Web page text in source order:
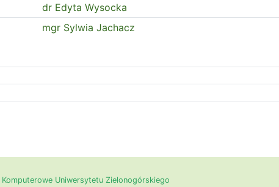
dr Edyta Wysocka
mgr Sylwia Jachacz
Uniwersytetu Zielonogórskiego